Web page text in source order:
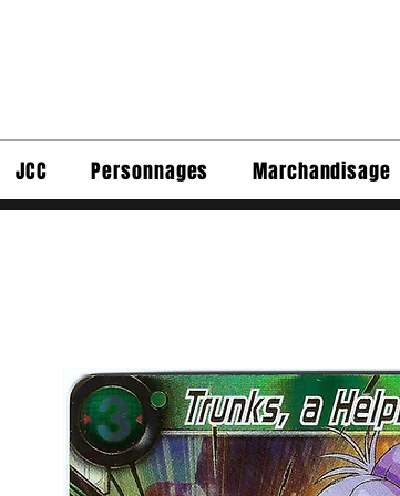
JCC Personnages Marchandisage